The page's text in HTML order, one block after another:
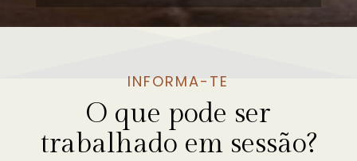
INFORMA-TE
O que pode ser
trabalhado em sessão?